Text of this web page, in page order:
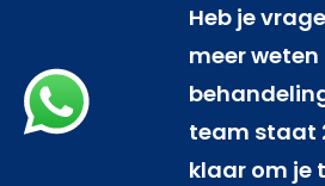
Heb je
meer weten
team staat
klaar om je